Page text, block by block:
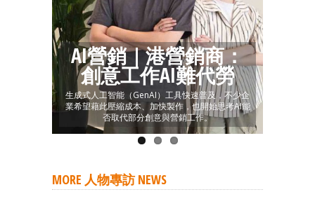
AI營銷｜港營銷商：
創意工作AI難代勞
生成式人工智能（GenAI）工具快速普及，不少企
業希望藉此壓縮成本、加快製作，也開始思考AI能
否取代部分創意與營銷工作。
MORE 人物專訪 NEWS